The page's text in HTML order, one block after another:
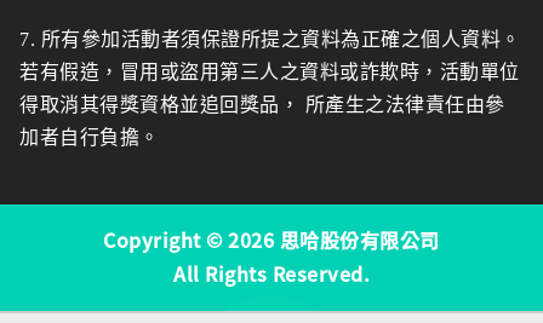
7. 所有參加活動者須保證所提之資料為正確之個人資料。
若有假造，冒用或盜用第三人之資料或詐欺時，活動單位
得取消其得獎資格並追回獎品， 所產生之法律責任由參
加者自行負擔。
Copyright © 2026 思哈股份有限公司
All Rights Reserved.